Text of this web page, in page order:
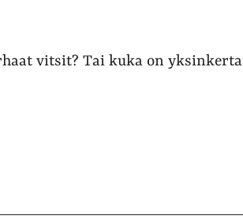
vitsit? Tai kuka on